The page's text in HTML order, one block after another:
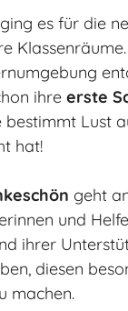
es für die
ihre erste
bestimmt Lust
hat!
geht
und
ihrer
diesen
machen.